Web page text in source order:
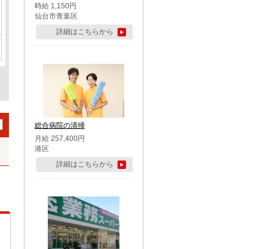
時給 1,150円
仙台市青葉区
詳細はこちらから
総合病院の清掃
月給 257,400円
港区
詳細はこちらから